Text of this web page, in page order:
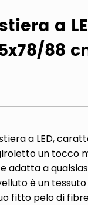
a
88
a LED,
un tocco
adatta a
è un
fitto pelo di